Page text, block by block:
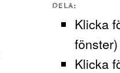
DELA:
Klicka
fönster)
Klicka